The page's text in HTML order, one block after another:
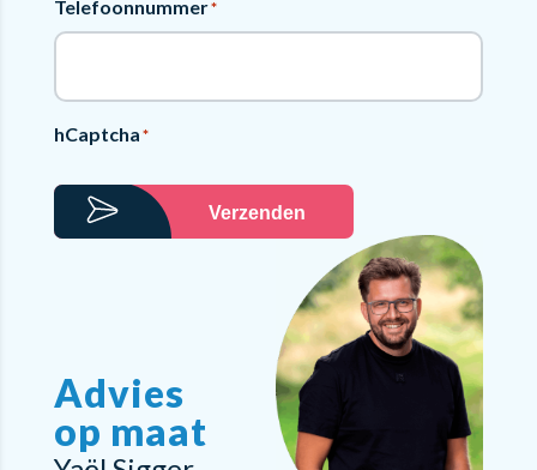
Telefoonnummer*
hCaptcha*
Verzenden
Advies
op maat